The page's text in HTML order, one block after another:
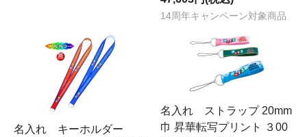
14周年キャンペーン対象商品
名入れ キーホルダー
名入れ ストラップ 20mm
巾 昇華転写プリント ３00